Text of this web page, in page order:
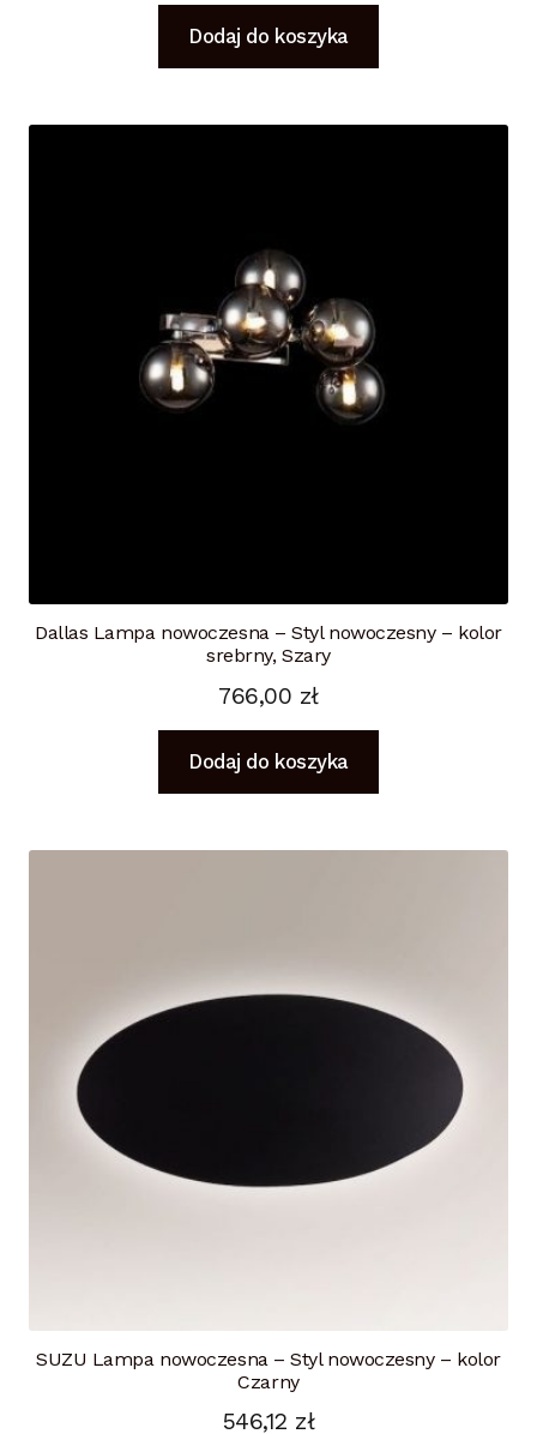
Dodaj do koszyka
Dallas Lampa nowoczesna – Styl nowoczesny – kolor
srebrny, Szary
766,00 zł
Dodaj do koszyka
SUZU Lampa nowoczesna – Styl nowoczesny – kolor
Czarny
546,12 zł